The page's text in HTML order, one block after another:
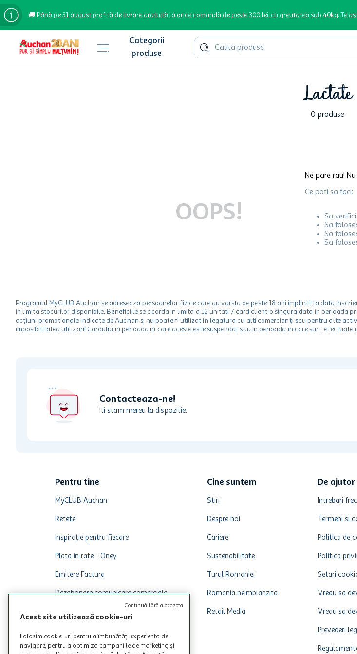
🚚 Până pe 31 august profită de livrare gratuită la orice comandă de peste 300 lei, cu greutatea sub 40kg. Te
Cauta produse
Lactate
0 produse
OOPS!
Ne pare rau!
Ce poti sa faci:
Sa
Sa
Sa
Sa
Programul MyCLUB Auchan se adreseaza persoanelor fizice care au varsta de peste 18 ani impliniti la data
in limita stocurilor disponibile. Beneficiile se acorda in limita a 12 unitati / card client o singura data in
acțiuni promotionale indicate de Auchan si nu poate fi utilizat in legatura cu alti comercianți sau pentru alte
imposibilitatea utilizarii Cardului in perioada in care aceste este suspendat sau in perioada in care sunt
Contacteaza-ne!
Iti stam mereu la dispozitie.
Pentru tine
MyCLUB Auchan
Retete
Inspirație pentru fiecare
Plata in rate - Oney
Emitere Factura
Dezabonare comunicare comerciala
Cine suntem
Stiri
Despre noi
Cariere
Sustenabilitate
Turul Romaniei
Romania neimblanzita
Retail Media
De ajutor
Intrebari
Termeni si
Politica de
Politica
Setari
Vreau sa
Vreau sa
Prevederi
Acest site utilizează cookie-uri
Folosim cookie-uri pentru a îmbunătăți experiența de
navigare, pentru a optimiza campaniile de marketing și
Continuă fără a accepta